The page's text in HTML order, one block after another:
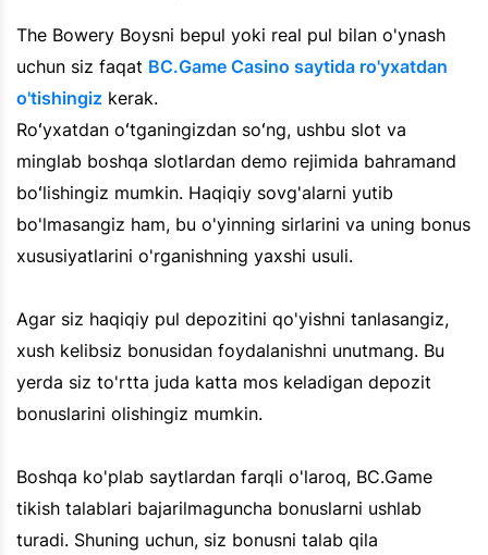
The Bowery Boysni bepul yoki real pul bilan o'ynash
uchun siz faqat BC.Game Casino saytida ro'yxatdan
o'tishingiz kerak.
Roʻyxatdan oʻtganingizdan soʻng, ushbu slot va
minglab boshqa slotlardan demo rejimida bahramand
boʻlishingiz mumkin. Haqiqiy sovg'alarni yutib
bo'lmasangiz ham, bu o'yinning sirlarini va uning bonus
xususiyatlarini o'rganishning yaxshi usuli.
Agar siz haqiqiy pul depozitini qo'yishni tanlasangiz,
xush kelibsiz bonusidan foydalanishni unutmang. Bu
yerda siz to'rtta juda katta mos keladigan depozit
bonuslarini olishingiz mumkin.
Boshqa ko'plab saytlardan farqli o'laroq, BC.Game
tikish talablari bajarilmaguncha bonuslarni ushlab
turadi. Shuning uchun, siz bonusni talab qila